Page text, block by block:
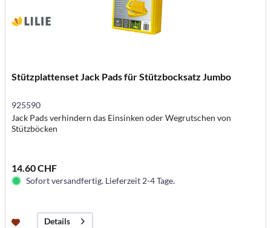
Stützplattenset Jack Pads für Stützbocksatz Jumbo
925590
Jack Pads verhindern das Einsinken oder Wegrutschen von
Stützböcken
14.60 CHF
Sofort versandfertig. Lieferzeit 2-4 Tage.
Details